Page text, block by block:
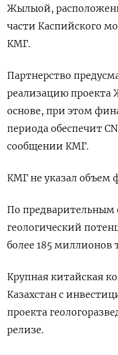
Жылыой,
части Каспийского
КМГ.
Партнерство
реализацию
основе, при этом
периода обеспечит
сообщении КМГ.
КМГ не указал объем
По
геологический
более 185 миллионов
Крупная китайская
Казахстан с
проекта
релизе.